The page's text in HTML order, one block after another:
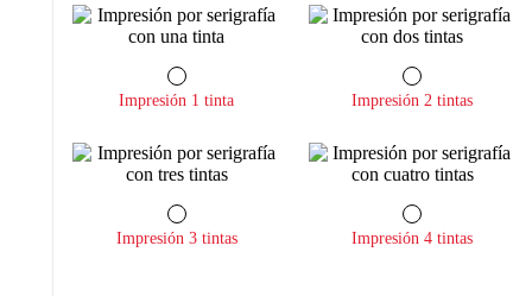
Impresión 1 tinta Impresión 2 tintas
Impresión 3 tintas Impresión 4 tintas